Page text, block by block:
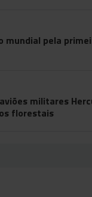
mundial pela
militares
florestais